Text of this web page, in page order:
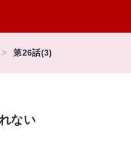
第26話(3)
ない